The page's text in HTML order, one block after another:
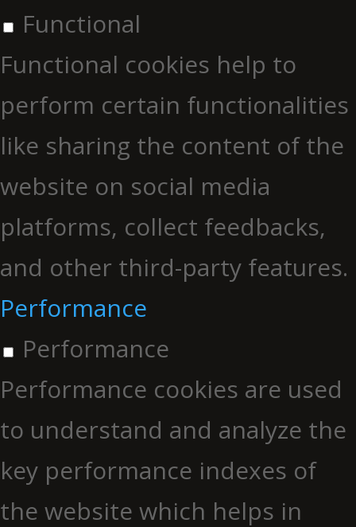
Functional
Functional cookies help to
perform certain functionalities
like sharing the content of the
website on social media
platforms, collect feedbacks,
and other third-party features.
Performance
Performance
Performance cookies are used
to understand and analyze the
key performance indexes of
the website which helps in